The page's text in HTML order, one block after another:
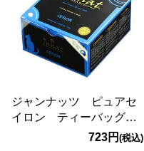
ジャンナッツ ピュアセ
イロン ティーバッグ
723円(税込)